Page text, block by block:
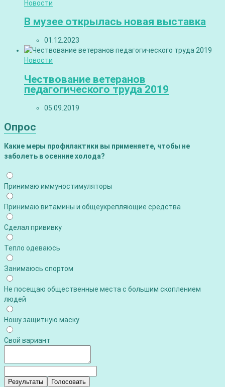
Новости
В музее открылась новая выставка
01.12.2023
Новости
Чествование ветеранов
педагогического труда 2019
05.09.2019
Опрос
Какие меры профилактики вы применяете, чтобы не
заболеть в осенние холода?
Принимаю иммуностимуляторы
Принимаю витамины и общеукрепляющие средства
Сделал прививку
Тепло одеваюсь
Занимаюсь спортом
Не посещаю общественные места с большим скоплением
людей
Ношу защитную маску
Свой вариант
Результаты Голосовать